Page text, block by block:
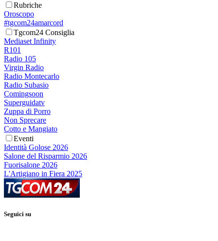
Rubriche
Oroscopo
#tgcom24amarcord
Tgcom24 Consiglia
Mediaset Infinity
R101
Radio 105
Virgin Radio
Radio Montecarlo
Radio Subasio
Comingsoon
Superguidatv
Zuppa di Porro
Non Sprecare
Cotto e Mangiato
Eventi
Identità Golose 2026
Salone del Risparmio 2026
Fuorisalone 2026
L'Artigiano in Fiera 2025
Seguici su